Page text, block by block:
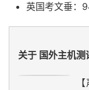
英国考文垂：
关于 国外主机测